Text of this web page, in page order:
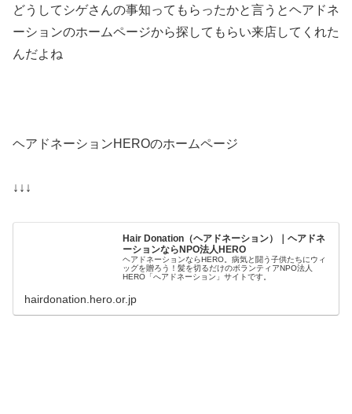
どうしてシゲさんの事知ってもらったかと言うとヘアドネ
ーションのホームページから探してもらい来店してくれた
んだよね
ヘアドネーションHEROのホームページ
↓↓↓
Hair Donation（ヘアドネーション）｜ヘアドネ
ーションならNPO法人HERO
ヘアドネーションならHERO。病気と闘う子供たちにウィ
ッグを贈ろう！髪を切るだけのボランティアNPO法人
HERO「へアドネーション」サイトです。
hairdonation.hero.or.jp